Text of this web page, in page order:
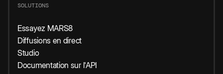
SOLUTIONS
Essayez MARS8
Diffusions en direct
Studio
Documentation sur l'API